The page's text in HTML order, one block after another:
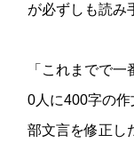
が必ずしも読み
「これまでで
0人に400字の
部文言を修正し